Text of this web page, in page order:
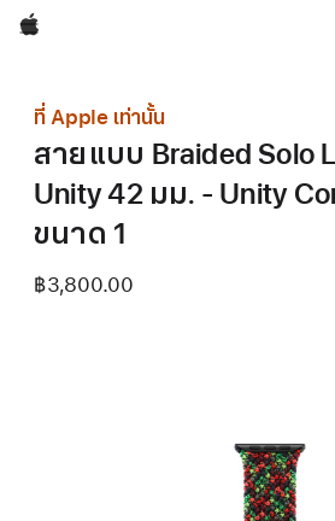
Apple
ที่ Apple เท่านั้น
สายแบบ Braided Solo
Unity 42 มม. - Unity
ขนาด 1
฿3,800.00